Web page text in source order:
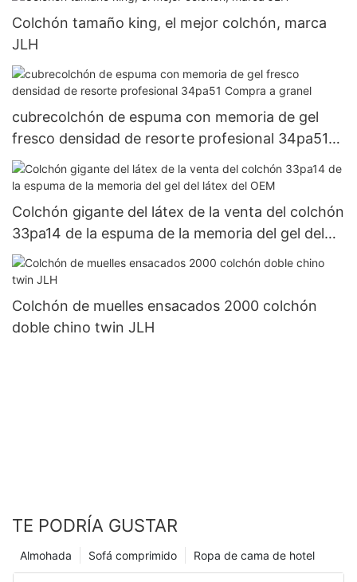
Colchón tamaño king, el mejor colchón, marca
JLH
cubrecolchón de espuma con memoria de gel
fresco densidad de resorte profesional 34pa51
Compra a granel
Colchón gigante del látex de la venta del colchón
33pa14 de la espuma de la memoria del gel del
látex del OEM
Colchón de muelles ensacados 2000 colchón
doble chino twin JLH
TE PODRÍA GUSTAR
Ropa de cama de hotel
Sofá comprimido
Almohada